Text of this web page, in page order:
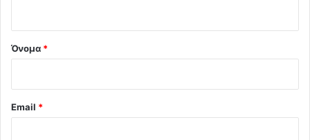
Όνομα *
Email *